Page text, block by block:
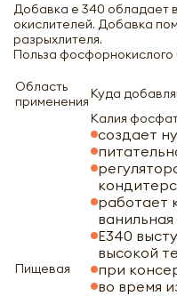
Добавка е 340 обладает
окислителей. Добавка
разрыхлителя.
Польза фосфорнокислого
Область
примененияКуда
Пищевая
Калия
создает
работает
Е340
высокой
при
во время